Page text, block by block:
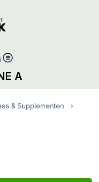
A
& Supplementen